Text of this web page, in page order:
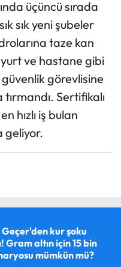
üçüncü sırada
sık yeni şubeler
taze kan
yurt ve hastane gibi
görevlisine
Sertifikalı
hızlı iş bulan
geliyor.
Geçer'den kur şoku
Gram altın için 15 bin
mümkün mü?